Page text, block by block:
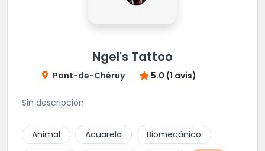
Ngel's Tattoo
Pont-de-Chéruy 5.0 (1 avis)
Sin descripción
Animal Acuarela
Biomecánico